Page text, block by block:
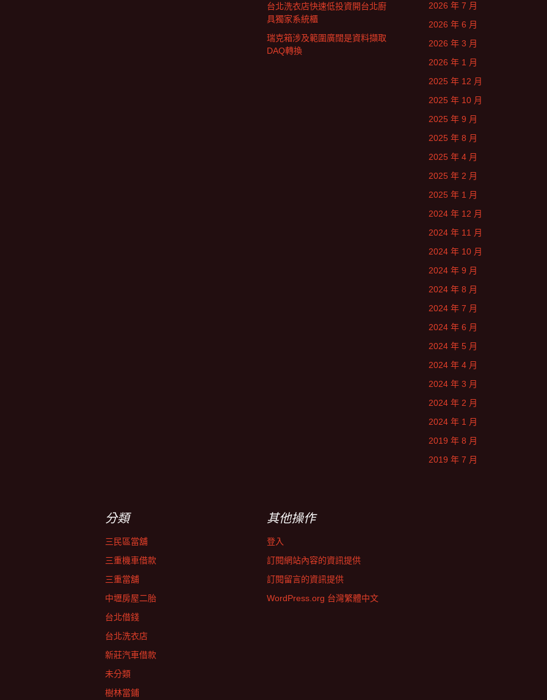
台北洗衣店快速低投資開台北廚
具獨家系統櫃
瑞克箱涉及範圍廣闊是資料擷取
DAQ轉換
2026 年 7 月
2026 年 6 月
2026 年 3 月
2026 年 1 月
2025 年 12 月
2025 年 10 月
2025 年 9 月
2025 年 8 月
2025 年 4 月
2025 年 2 月
2025 年 1 月
2024 年 12 月
2024 年 11 月
2024 年 10 月
2024 年 9 月
2024 年 8 月
2024 年 7 月
2024 年 6 月
2024 年 5 月
2024 年 4 月
2024 年 3 月
2024 年 2 月
2024 年 1 月
2019 年 8 月
2019 年 7 月
分類
三民區當舖
三重機車借款
三重當舖
中壢房屋二胎
台北借錢
台北洗衣店
新莊汽車借款
未分類
樹林當鋪
其他操作
登入
訂閱網站內容的資訊提供
訂閱留言的資訊提供
WordPress.org 台灣繁體中文